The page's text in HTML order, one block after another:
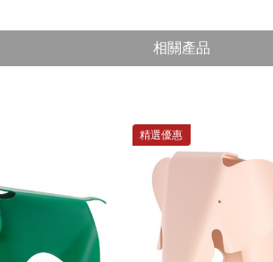
相關產品
精選優惠